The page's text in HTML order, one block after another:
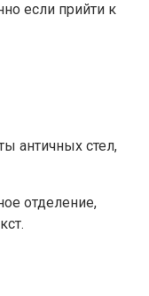
если прийти к
античных стел,
отделение,